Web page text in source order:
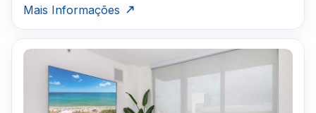
Mais Informações